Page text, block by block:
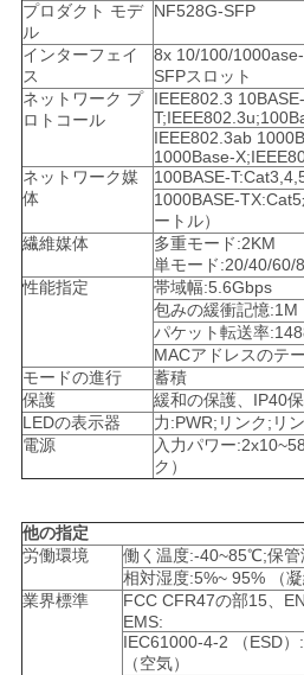
図
プ
イ
バ
シ
ポ
リ
シ
ー
プロダクト モデ
ル
NF528G-SFP
インターフェイ
ス
8x 10/100/
SFPスロット
ネットワーク プ
ロトコール
IEEE802.3
IEEE802.3ab
1000Base-
ネットワーク媒
体
100BASE-
1000BASE-
ートル）
繊維媒体
多重モード:2KM
単モード:20/40/60/
性能指定
帯域幅:5.6Gbps
包みの緩衝記憶:1M
パケット転送率
MACアドレスのテ
モードの進行
蓄積
保護
緩和の保護、IP40
LEDの表示器
力:PWR;リンク;リ
電源
入力パワー
ク）
他の指定
労働環境
働く温度:-40~85℃;保
相対湿度:5%~ 95% （凝
業界標準
FCC CFR47の部15、
EMS:
IEC61000-4-2 （ESD
（空気）